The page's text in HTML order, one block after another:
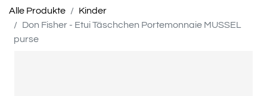
Alle Produkte
Kinder
Don Fisher - Etui Täschchen Portemonnaie MUSSEL
purse